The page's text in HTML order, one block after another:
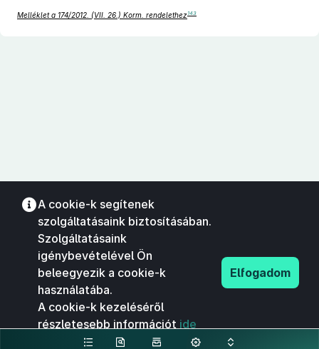
Melléklet a 174/2012. (VII. 26.) Korm. rendelethez143
A cookie-k segítenek
szolgáltatásaink biztosításában.
Szolgáltatásaink
igénybevételével Ön
beleegyezik a cookie-k
használatába.
A cookie-k kezeléséről
részletesebb információt ide
kattintva olvashat.
Elfogadom